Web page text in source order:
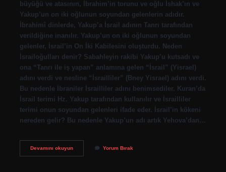
büyüğü ve atasının, İbrahim’in torunu ve oğlu İshak’ın ve
Yakup’un on iki oğlunun soyundan gelenlerin adıdır.
İbrahimî dinlerde, Yakup’a İsrail adının Tanrı tarafından
verildiğine inanılır. Yakup’un on iki oğlunun soyundan
gelenler, İsrail’in On İki Kabilesini oluşturdu. Neden
İsrailoğulları denir? Sabahleyin rakibi Yakup’u kutsadı ve
ona “Tanrı ile iş yapan” anlamına gelen “İsrail” (Yisrael)
adını verdi ve nesline “İsrailliler” (Bney Yisrael) adını verdi.
Bu nedenle İbraniler İsrailliler adını benimsediler. Kuran’da
İsrail terimi Hz. Yakup tarafından kullanılır ve İsrailliler
terimi onun soyundan gelenleri ifade eder. İsrail’in kökeni
nereden gelir? Bu nedenle Yakup’un adı artık Yehova’dan…
Devamını okuyunİSrailoğullarıYorum Bırak